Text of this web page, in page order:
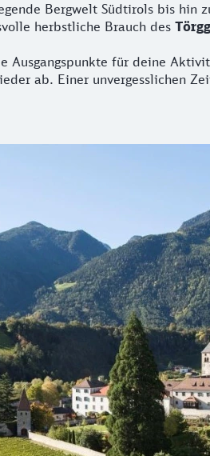
Bergwelt Südtirols bis
herbstliche Brauch des
Ausgangspunkte für deine
ab. Einer unvergesslichen